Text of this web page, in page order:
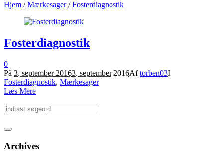
Hjem /Mærkesager /Fosterdiagnostik
Fosterdiagnostik
0
På 3. september 20163. september 2016Aftorben03I
Fosterdiagnostik, Mærkesager
Læs Mere
Archives